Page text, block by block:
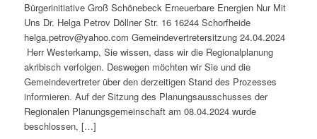
Bürgerinitiative Groß Schönebeck Erneuerbare Energien Nur Mit
Uns Dr. Helga Petrov Döllner Str. 16 16244 Schorfheide
helga.petrov@yahoo.com Gemeindevertretersitzung 24.04.2024
Herr Westerkamp, Sie wissen, dass wir die Regionalplanung
akribisch verfolgen. Deswegen möchten wir Sie und die
Gemeindevertreter über den derzeitigen Stand des Prozesses
informieren. Auf der Sitzung des Planungsausschusses der
Regionalen Planungsgemeinschaft am 08.04.2024 wurde
beschlossen, […]